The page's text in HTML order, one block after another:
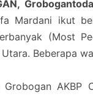
Mardani ikut
(Most
Beberapa
Grobogan AKBP